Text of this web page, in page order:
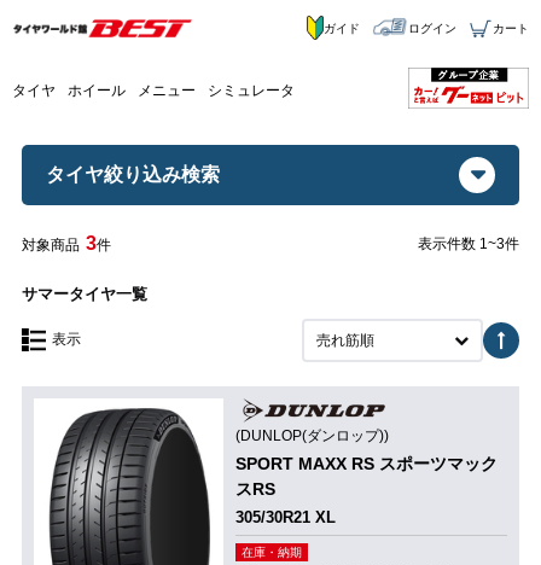
タイヤ ホイール メニュー シミュレータ
ガイド ログイン カート
タイヤ絞り込み検索
対象商品 3件 表示件数 1~3件
サマータイヤ一覧
表示 売れ筋順
(DUNLOP(ダンロップ))
SPORT MAXX RS スポーツマック
スRS
305/30R21 XL
在庫・納期